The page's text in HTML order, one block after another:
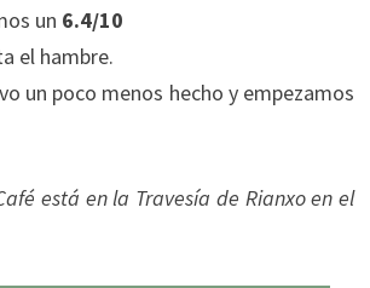
un 6.4/10
el hambre.
un poco menos hecho y empezamos
está en la Travesía de Rianxo en el